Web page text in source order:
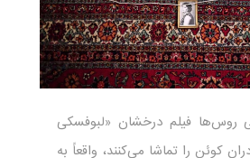
روس‌ها فیلم درخشان «لبوفسکی
کوئن را تماشا می‌کنند، واقعاً به